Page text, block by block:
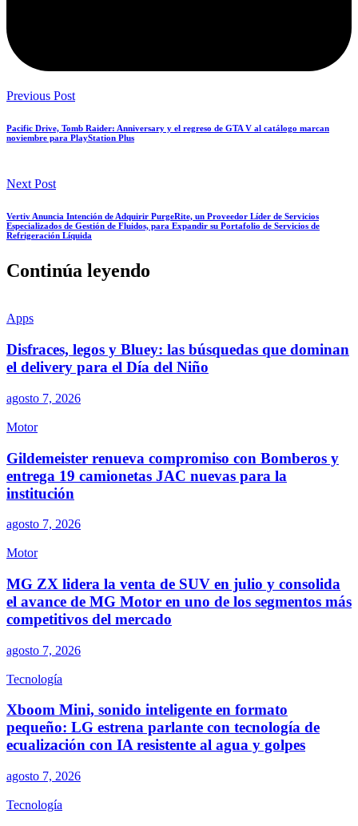
Previous Post
Pacific Drive, Tomb Raider: Anniversary y el regreso de GTA V al catálogo marcan
noviembre para PlayStation Plus
Next Post
Vertiv Anuncia Intención de Adquirir PurgeRite, un Proveedor Líder de Servicios
Especializados de Gestión de Fluidos, para Expandir su Portafolio de Servicios de
Refrigeración Líquida
Continúa leyendo
Apps
Disfraces, legos y Bluey: las búsquedas que dominan
el delivery para el Día del Niño
agosto 7, 2026
Motor
Gildemeister renueva compromiso con Bomberos y
entrega 19 camionetas JAC nuevas para la
institución
agosto 7, 2026
Motor
MG ZX lidera la venta de SUV en julio y consolida
el avance de MG Motor en uno de los segmentos más
competitivos del mercado
agosto 7, 2026
Tecnología
Xboom Mini, sonido inteligente en formato
pequeño: LG estrena parlante con tecnología de
ecualización con IA resistente al agua y golpes
agosto 7, 2026
Tecnología